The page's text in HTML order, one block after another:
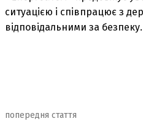
ситуацією і співпрацює з
відповідальними за безпеку.
попередня стаття